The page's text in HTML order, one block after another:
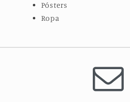
Pósters
Ropa